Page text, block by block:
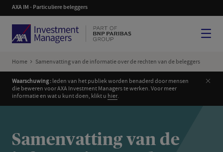
AXA IM - Particuliere beleggers
Home Samenvatting van de informatie over de rechten van de beleggers
Waarschuwing :leden van het publiek worden benaderd door mensen
die beweren voor AXA Investment Managers te werken. Voor meer
informatie en wat u kunt doen, klikt u hier.
Samenvatting van de